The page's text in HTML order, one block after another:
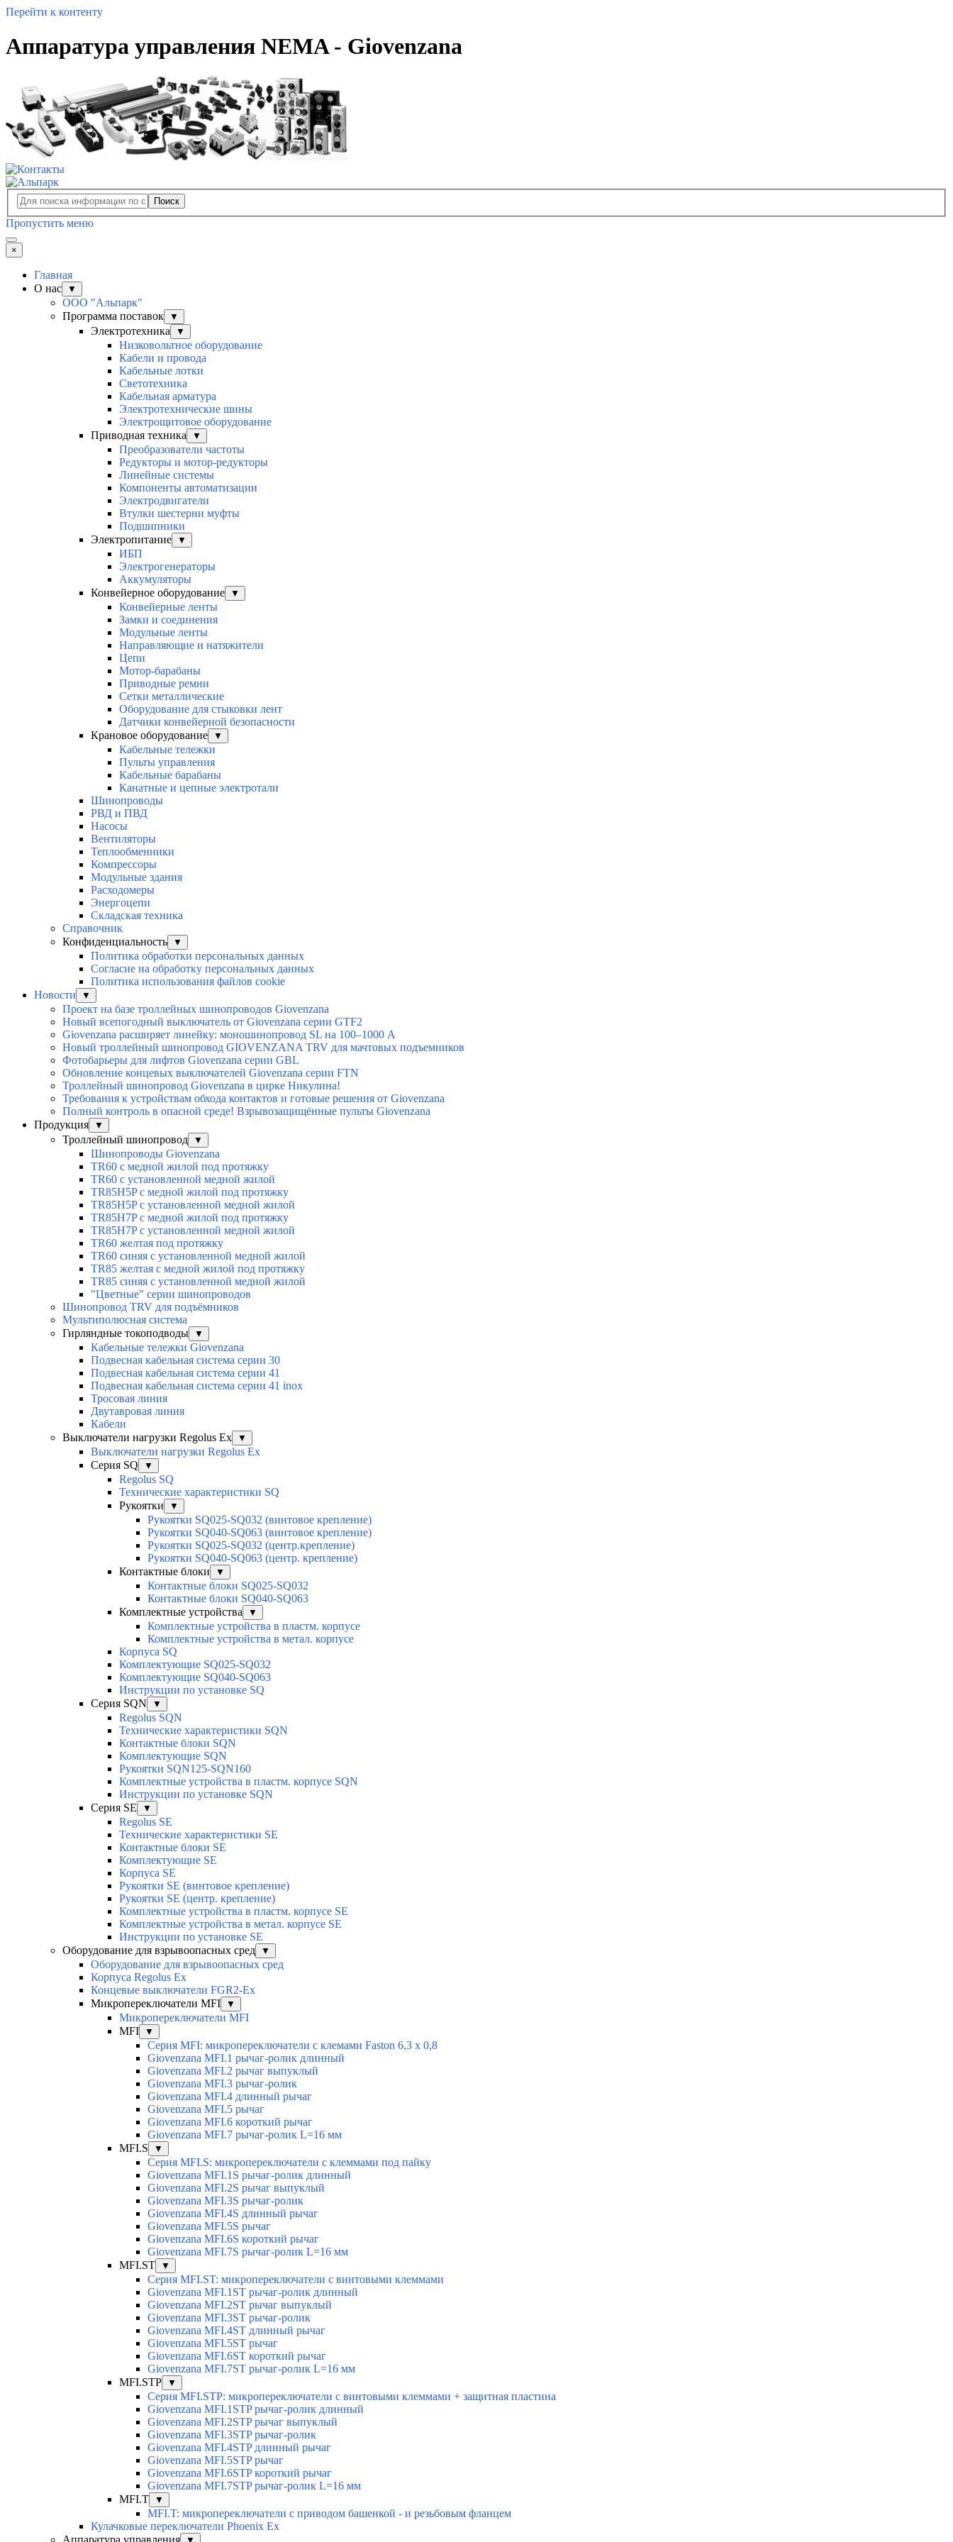
Перейти к контенту
Аппаратура управления NEMA - Giovenzana
Поиск
Пропустить меню
×
Главная
О нас
▼
ООО "Альпарк"
Программа поставок
▼
Электротехника ▼
Низковольтное оборудование
Кабели и провода
Кабельные лотки
Светотехника
Кабельная арматура
Электротехнические шины
Электрощитовое оборудование
Приводная техника
▼
Преобразователи частоты
Редукторы и мотор-редукторы
Линейные системы
Компоненты автоматизации
Электродвигатели
Втулки шестерни муфты
Подшипники
Электропитание
▼
ИБП
Электрогенераторы
Аккумуляторы
Конвейерное оборудование
▼
Конвейерные ленты
Замки и соединения
Модульные ленты
Направляющие и натяжители
Цепи
Мотор-барабаны
Приводные ремни
Сетки металлические
Оборудование для стыковки лент
Датчики конвейерной безопасности
Крановое оборудование
▼
Кабельные тележки
Пульты управления
Кабельные барабаны
Канатные и цепные электротали
Шинопроводы
РВД и ПВД
Насосы
Вентиляторы
Теплообменники
Компрессоры
Модульные здания
Расходомеры
Энергоцепи
Складская техника
Справочник
Конфиденциальность
▼
Политика обработки персональных данных
Согласие на обработку персональных данных
Политика использования файлов cookie
Новости
▼
Проект на базе троллейных шинопроводов Giovenzana
Новый всепогодный выключатель от Giovenzana серии GTF2
Giovenzana расширяет линейку: моношинопровод SL на 100–1000 А
Новый троллейный шинопровод GIOVENZANA TRV для мачтовых подъемников
Фотобарьеры для лифтов Giovenzana серии GBL
Обновление концевых выключателей Giovenzana серии FTN
Троллейный шинопровод Giovenzana в цирке Никулина!
Требования к устройствам обхода контактов и готовые решения от Giovenzana
Полный контроль в опасной среде! Взрывозащищённые пульты Giovenzana
Продукция
▼
Троллейный шинопровод ▼
Шинопроводы Giovenzana
TR60 с медной жилой под протяжку
TR60 с установленной медной жилой
TR85H5P с медной жилой под протяжку
TR85H5P с установленной медной жилой
TR85H7P с медной жилой под протяжку
TR85H7P с установленной медной жилой
TR60 желтая под протяжку
TR60 синяя с установленной медной жилой
TR85 желтая с медной жилой под протяжку
TR85 синяя с установленной медной жилой
"Цветные" серии шинопроводов
Шинопровод TRV для подъёмников
Мультиполюсная система
Гирляндные токоподводы
▼
Кабельные тележки Giovenzana
Подвесная кабельная система серии 30
Подвесная кабельная система серии 41
Подвесная кабельная система серии 41 inox
Тросовая линия
Двутавровая линия
Кабели
Выключатели нагрузки Regolus Ex
▼
Выключатели нагрузки Regolus Ex
Серия SQ
▼
Regolus SQ
Технические характеристики SQ
Рукоятки
▼
Рукоятки SQ025-SQ032 (винтовое крепление)
Рукоятки SQ040-SQ063 (винтовое крепление)
Рукоятки SQ025-SQ032 (центр.крепление)
Рукоятки SQ040-SQ063 (центр. крепление)
Контактные блоки
▼
Контактные блоки SQ025-SQ032
Контактные блоки SQ040-SQ063
Комплектные устройства
▼
Комплектные устройства в пластм. корпусе
Комплектные устройства в метал. корпусе
Корпуса SQ
Комплектующие SQ025-SQ032
Комплектующие SQ040-SQ063
Инструкции по установке SQ
Серия SQN
▼
Regolus SQN
Технические характеристики SQN
Контактные блоки SQN
Комплектующие SQN
Рукоятки SQN125-SQN160
Комплектные устройства в пластм. корпусе SQN
Инструкции по установке SQN
Серия SE
▼
Regolus SE
Технические характеристики SE
Контактные блоки SE
Комплектующие SЕ
Корпуса SE
Рукоятки SE (винтовое крепление)
Рукоятки SE (центр. крепление)
Комплектные устройства в пластм. корпусе SE
Комплектные устройства в метал. корпусе SE
Инструкции по установке SE
Оборудование для взрывоопасных сред
▼
Оборудование для взрывоопасных сред
Корпуса Regolus Ex
Концевые выключатели FGR2-Ex
Микропереключатели MFI
▼
Микропереключатели MFI
MFI
▼
Серия MFI: микропереключатели с клемами Faston 6,3 x 0,8
Giovenzana MFI.1 рычаг-ролик длинный
Giovenzana MFI.2 рычаг выпуклый
Giovenzana MFI.3 рычаг-ролик
Giovenzana MFI.4 длинный рычаг
Giovenzana MFI.5 рычаг
Giovenzana MFI.6 короткий рычаг
Giovenzana MFI.7 рычаг-ролик L=16 мм
MFI.S
▼
Серия MFI.S: микропереключатели с клеммами под пайку
Giovenzana MFI.1S рычаг-ролик длинный
Giovenzana MFI.2S рычаг выпуклый
Giovenzana MFI.3S рычаг-ролик
Giovenzana MFI.4S длинный рычаг
Giovenzana MFI.5S рычаг
Giovenzana MFI.6S короткий рычаг
Giovenzana MFI.7S рычаг-ролик L=16 мм
MFI.ST
▼
Серия MFI.ST: микропереключатели с винтовыми клеммами
Giovenzana MFI.1ST рычаг-ролик длинный
Giovenzana MFI.2ST рычаг выпуклый
Giovenzana MFI.3ST рычаг-ролик
Giovenzana MFI.4ST длинный рычаг
Giovenzana MFI.5ST рычаг
Giovenzana MFI.6ST короткий рычаг
Giovenzana MFI.7ST рычаг-ролик L=16 мм
MFI.STP
▼
Серия MFI.STP: микропереключатели с винтовыми клеммами + защитная пластина
Giovenzana MFI.1STP рычаг-ролик длинный
Giovenzana MFI.2STP рычаг выпуклый
Giovenzana MFI.3STP рычаг-ролик
Giovenzana MFI.4STP длинный рычаг
Giovenzana MFI.5STP рычаг
Giovenzana MFI.6STP короткий рычаг
Giovenzana MFI.7STP рычаг-ролик L=16 мм
MFI.T
▼
MFI.T: микропереключатели с приводом башенкой - и резьбовым фланцем
Кулачковые переключатели Phoenix Ex